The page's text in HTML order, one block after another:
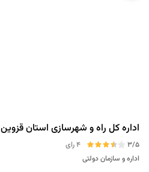
اداره کل راه و شهرسازی استان قزوین
3/5
4 رای
اداره و سازمان دولتی